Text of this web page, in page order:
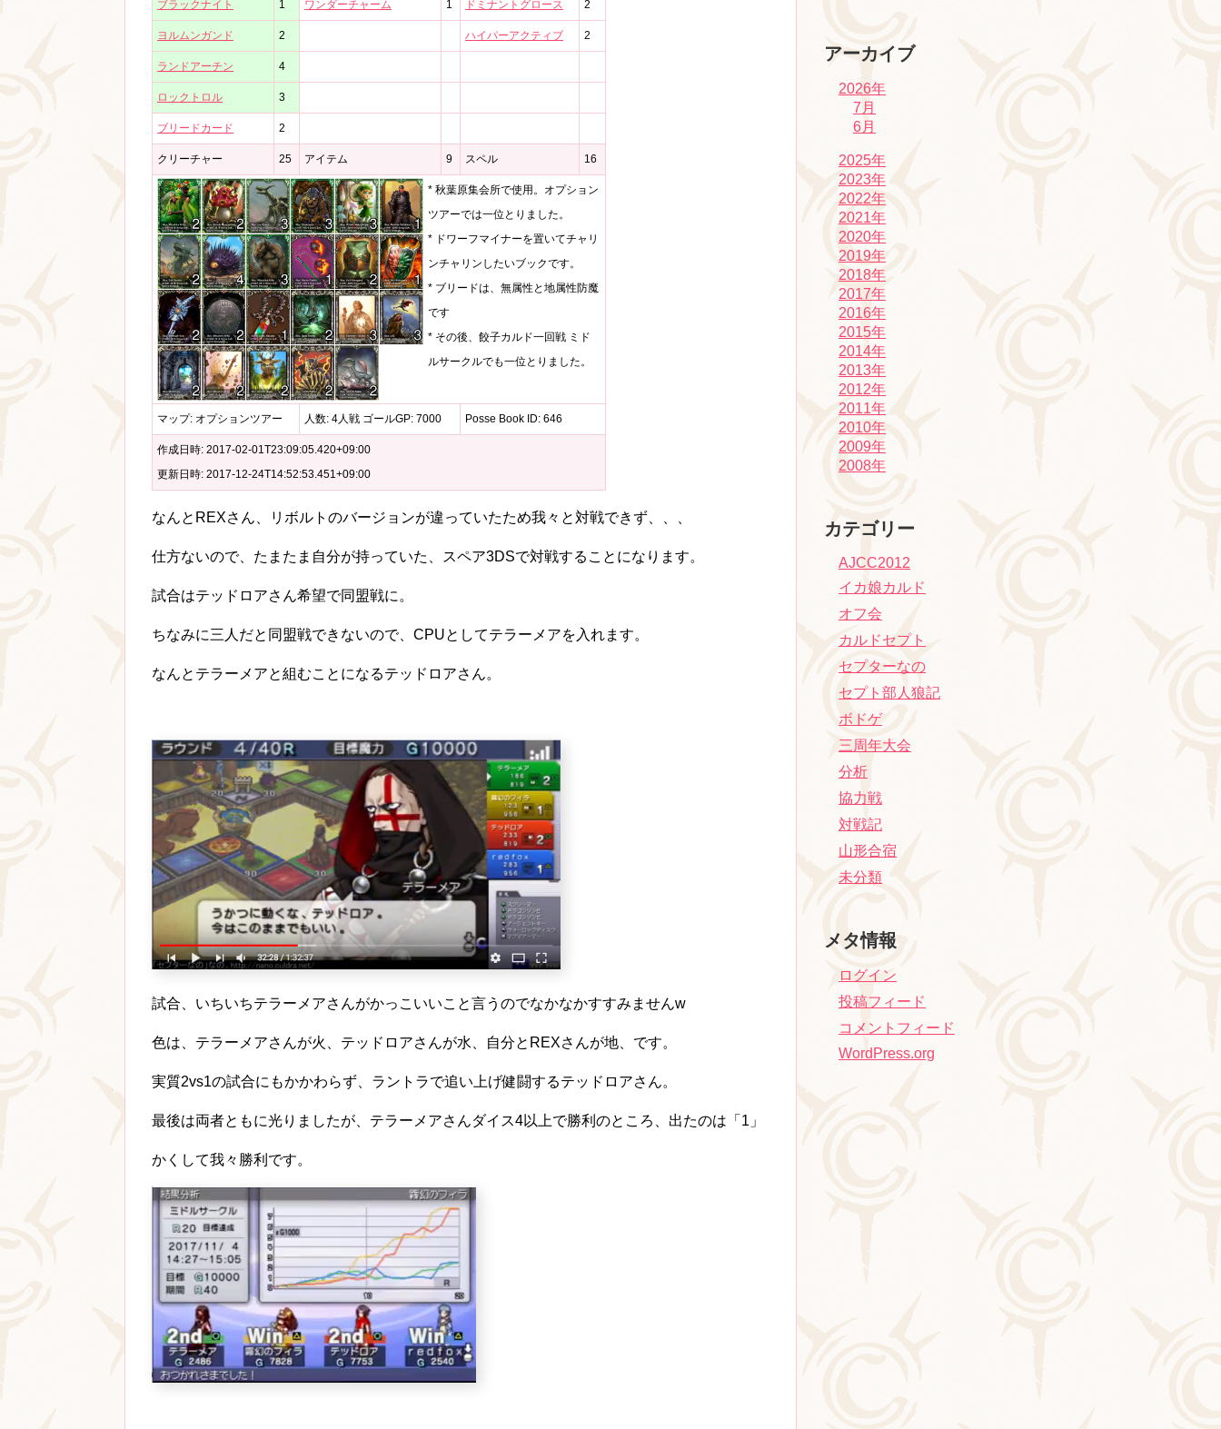
ブラックナイト 1 ワンダーチャーム 1 ドミナントグロース 2
ヨルムンガンド 2 ハイパーアクティブ 2
ランドアーチン 4
ロックトロル 3
ブリードカード 2
クリーチャー 25 アイテム 9 スペル 16
* 秋葉原集会所で使用。オプション
ツアーでは一位とりました。
* ドワーフマイナーを置いてチャリ
ンチャリンしたいブックです。
* ブリードは、無属性と地属性防魔
です
* その後、餃子カルド一回戦 ミド
ルサークルでも一位とりました。
マップ: オプションツアー 人数: 4人戦 ゴールGP: 7000 Posse Book ID: 646
作成日時: 2017-02-01T23:09:05.420+09:00
更新日時: 2017-12-24T14:52:53.451+09:00
なんとREXさん、リボルトのバージョンが違っていたため我々と対戦できず、、、
仕方ないので、たまたま自分が持っていた、スペア3DSで対戦することになります。
試合はテッドロアさん希望で同盟戦に。
ちなみに三人だと同盟戦できないので、CPUとしてテラーメアを入れます。
なんとテラーメアと組むことになるテッドロアさん。
試合、いちいちテラーメアさんがかっこいいこと言うのでなかなかすすみませんw
色は、テラーメアさんが火、テッドロアさんが水、自分とREXさんが地、です。
実質2vs1の試合にもかかわらず、ラントラで追い上げ健闘するテッドロアさん。
最後は両者ともに光りましたが、テラーメアさんダイス4以上で勝利のところ、出たのは「1」
かくして我々勝利です。
アーカイブ
2026年
7月
6月
2025年
2023年
2022年
2021年
2020年
2019年
2018年
2017年
2016年
2015年
2014年
2013年
2012年
2011年
2010年
2009年
2008年
カテゴリー
AJCC2012
イカ娘カルド
オフ会
カルドセプト
セプターなの
セプト部人狼記
ボドゲ
三周年大会
分析
協力戦
対戦記
山形合宿
未分類
メタ情報
ログイン
投稿フィード
コメントフィード
WordPress.org